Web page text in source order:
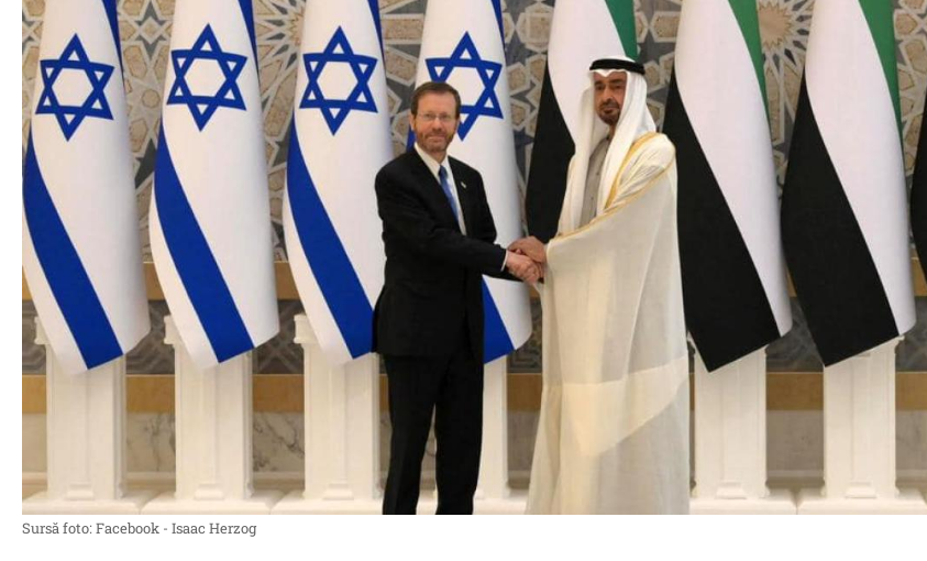
Sursă foto: Facebook - Isaac Herzog